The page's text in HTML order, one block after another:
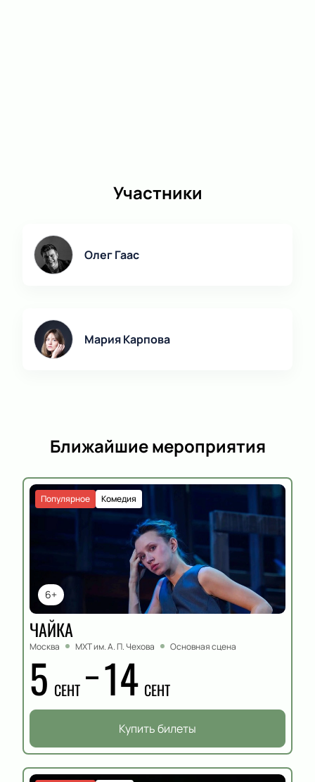
Участники
Олег Гаас
Мария Карпова
Ближайшие мероприятия
6+
Комедия
Популярное
ЧАЙКА
Москва МХТ им. А. П. Чехова Основная сцена
5 СЕНТ 14 СЕНТ
Купить билеты